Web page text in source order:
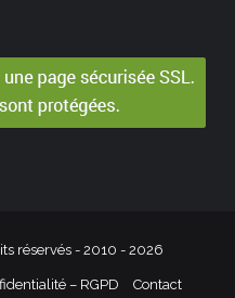
réservés - 2010 - 2026
– RGPD Contact